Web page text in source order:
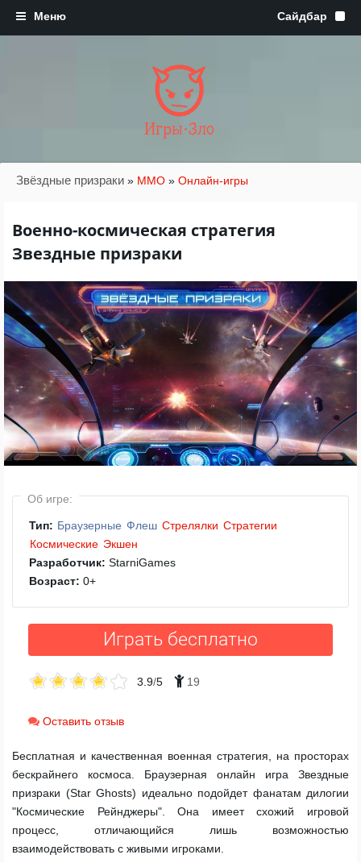
Игры·Зло
Звёздные призраки » MMO » Онлайн-игры
Военно-космическая стратегия
Звездные призраки
Об игре:
Тип: Браузерные Флеш Стрелялки Стратегии
Космические Экшен
Разработчик: StarniGames
Возраст: 0+
Играть бесплатно
3.9/5 19
Оставить отзыв
Бесплатная и качественная военная стратегия, на просторах
бескрайнего космоса. Браузерная онлайн игра Звездные
призраки (Star Ghosts) идеально подойдет фанатам дилогии
"Космические Рейнджеры". Она имеет схожий игровой
процесс, отличающийся лишь возможностью
взаимодействовать с живыми игроками.